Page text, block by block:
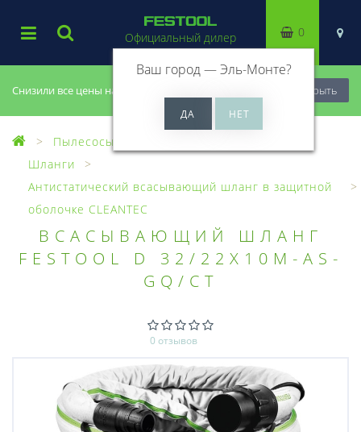
Снизили все цены на 20%, успей купить! Закрыть
Официальный дилер
Ваш город —Эль-Монте?
0
Пылесосы
Шланги
Антистатический всасывающий шланг в защитной
оболочке CLEANTEC
ВСАСЫВАЮЩИЙ ШЛАНГ
FESTOOL D 32/22X10M-AS-
GQ/CT
0 отзывов